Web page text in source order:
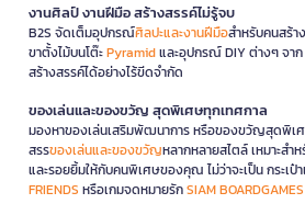
งานศิลป์ งานฝีมือ สร้างสรรค์ไม่รู้จบ
B2S จัดเต็มอุปกรณ์ศิลปะและงานฝีมือสำหรับคนสร้า
ขาตั้งไม้บนโต๊ะPyramidและอุปกรณ์ DIY ต่างๆ จาก
สร้างสรรค์ได้อย่างไร้ขีดจำกัด
ของเล่นและของขวัญ สุดพิเศษทุกเทศกาล
มองหาของเล่นเสริมพัฒนาการ หรือของขวัญสุดพิเศ
สรรของเล่นและของขวัญหลากหลายสไตล์ เหมาะส
และรอยยิ้มให้กับคนพิเศษของคุณ ไม่ว่าจะเป็น กระเ
FRIENDS หรือเกมจดหมายรักSIAM BOARDGAMES